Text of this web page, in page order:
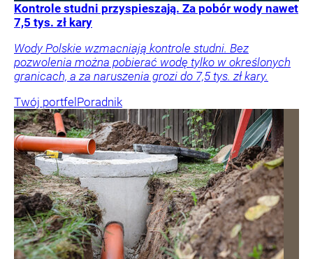
Kontrole studni przyspieszają. Za pobór wody nawet
7,5 tys. zł kary
Wody Polskie wzmacniają kontrole studni. Bez
pozwolenia można pobierać wodę tylko w określonych
granicach, a za naruszenia grozi do 7,5 tys. zł kary.
Twój portfelPoradnik